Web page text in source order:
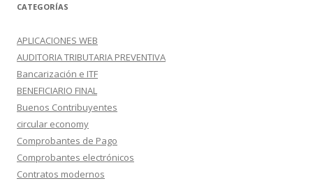
CATEGORÍAS
APLICACIONES WEB
AUDITORIA TRIBUTARIA PREVENTIVA
Bancarización e ITF
BENEFICIARIO FINAL
Buenos Contribuyentes
circular economy
Comprobantes de Pago
Comprobantes electrónicos
Contratos modernos